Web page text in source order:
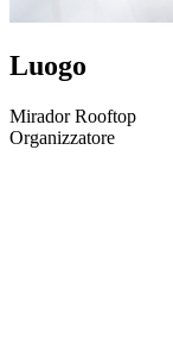
Luogo
Mirador Rooftop
Organizzatore